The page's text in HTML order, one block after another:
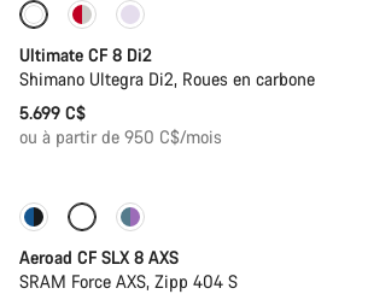
Nouvelles disponibilités
Ultimate CF 8 Di2
Shimano Ultegra Di2, Roues en carbone
5.699 C$
ou à partir de 950 C$/mois
Configurer
Aeroad CF SLX 8 AXS
SRAM Force AXS, Zipp 404 S